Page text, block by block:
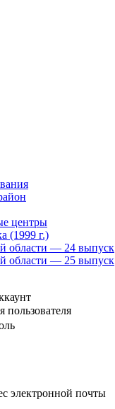
центры
(1999 г.)
области — 24 выпуск
области — 25 выпуск
пользователя
электронной почты